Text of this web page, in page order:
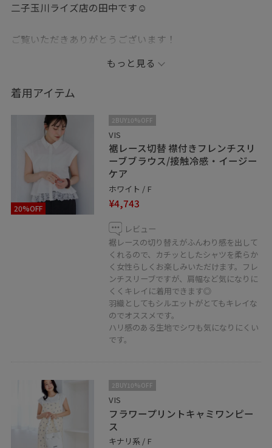
二子玉川ライズ店の田中です☺︎
ご覧いただきありがとうございます！
一枚で楽に可愛いが叶う花柄のキャミワンピースに、裾
レースのシャツを合わせたデートコーデです！
短丈のレースシャツを合わせることで、カジュアルにな
りすぎず、後ろ姿も可愛くなるように意識してみまし
参考にしていただけたら嬉しいです☆ﾐ
インスタでもコーデ載せてるのでよかったらご覧くださ
Instagram：@0215.t__
＿＿＿＿＿＿＿＿＿＿＿＿＿＿＿＿＿＿＿＿
LINEで在庫のお問い合わせや商品、
コーディネートのご相談など
是非お気軽にお問い合わせください◎
LINEで二子玉川ライズVISスタッフにご相談は【友だち追
＿＿＿＿＿＿＿＿＿＿＿＿＿＿＿＿＿＿＿
もっと見る
着用アイテム
20%OFF
2BUY10%OFF
VIS
裾レース切替 襟付きフレンチスリ
ーブブラウス/接触冷感・イージー
ケア
ホワイト / F
¥4,743
レビュー
裾レースの切り替えがふんわり感を出して
くれるので、カチッとしたシャツを柔らか
く女性らしくお楽しみいただけます。フレ
ンチスリーブですが、肩幅など気になりに
くくキレイに着用できます◎
羽織としてもシルエットがとてもキレイな
のでオススメです。
ハリ感のある生地でシワも気になりにくい
です。
2BUY10%OFF
VIS
フラワープリントキャミワンピー
ス
キナリ系 / F